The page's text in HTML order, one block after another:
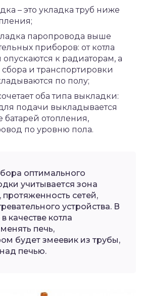
– это укладка труб ниже
паропровода выше
приборов: от котла
опускаются к радиаторам, а
и транспортировки
по полу;
оба типа выкладки:
подачи выкладывается
отопления,
по уровню пола.
оптимального
учитывается зона
сетей,
устройства. В
качестве котла
печь,
будет змеевик из трубы,
печью.